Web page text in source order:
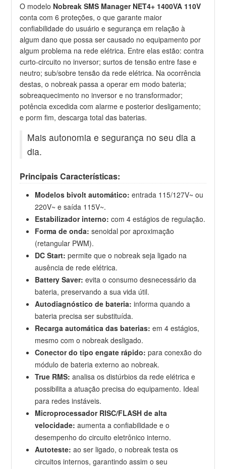
O modelo Nobreak SMS Manager NET4+ 1400VA 110V
conta com 6 proteções, o que garante maior
confiabilidade do usuário e segurança em relação à
algum dano que possa ser causado no equipamento por
algum problema na rede elétrica. Entre elas estão: contra
curto-circuito no inversor; surtos de tensão entre fase e
neutro; sub/sobre tensão da rede elétrica. Na ocorrência
destas, o nobreak passa a operar em modo bateria;
sobreaquecimento no inversor e no transformador;
potência excedida com alarme e posterior desligamento;
e porm fim, descarga total das baterias.
Mais autonomia e segurança no seu dia a
dia.
Principais Características:
Modelos bivolt automático:entrada 115/127V~ ou
220V~ e saída 115V~.
Estabilizador interno: com 4 estágios de regulação.
Forma de onda:senoidal por aproximação
(retangular PWM).
DC Start: permite que o nobreak seja ligado na
ausência de rede elétrica.
Battery Saver: evita o consumo desnecessário da
bateria, preservando a sua vida útil.
Autodiagnóstico de bateria: informa quando a
bateria precisa ser substituída.
Recarga automática das baterias: em 4 estágios,
mesmo com o nobreak desligado.
Conector do tipo engate rápido: para conexão do
módulo de bateria externo ao nobreak.
True RMS: analisa os distúrbios da rede elétrica e
possibilita a atuação precisa do equipamento. Ideal
para redes instáveis.
Microprocessador RISC/FLASH de alta
velocidade: aumenta a confiabilidade e o
desempenho do circuito eletrônico interno.
Autoteste: ao ser ligado, o nobreak testa os
circuitos internos, garantindo assim o seu